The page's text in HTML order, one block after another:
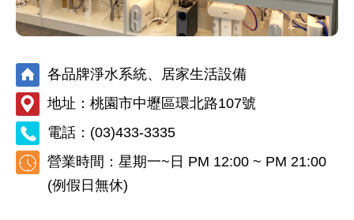
各品牌淨水系統、居家生活設備
地址：桃園市中壢區環北路107號
電話： (03)433-3335
營業時間：星期一~日 PM 12:00 ~ PM 21:00
(例假日無休)